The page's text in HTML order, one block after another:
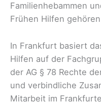
Familienhebammen
Frühen Hilfen
In Frankfurt basiert
Hilfen auf der
der AG § 78 Rechte
und verbindliche
Mitarbeit im